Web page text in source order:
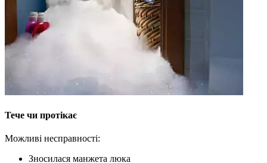
Тече чи протікає
Можливі несправності:
Зносилася манжета люка